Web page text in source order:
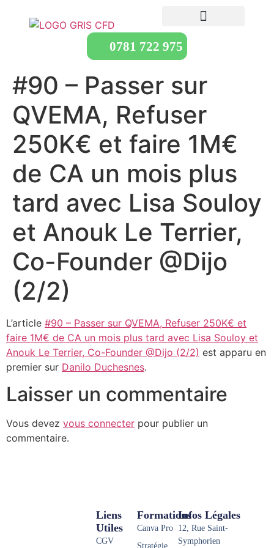
0781 722 975
#90 – Passer sur
QVEMA, Refuser
250K€ et faire 1M€
de CA un mois plus
tard avec Lisa Souloy
et Anouk Le Terrier,
Co-Founder @Dijo
(2/2)
L’article #90 – Passer sur QVEMA, Refuser 250K€ et
faire 1M€ de CA un mois plus tard avec Lisa Souloy et
Anouk Le Terrier, Co-Founder @Dijo (2/2) est apparu en
premier sur Danilo Duchesnes.
Laisser un commentaire
Vous devez vous connecter pour publier un
commentaire.
Formations
Canva Pro
Stratégie
Liens
Utiles
CGV
Infos Légales
12, Rue Saint-
Symphorien